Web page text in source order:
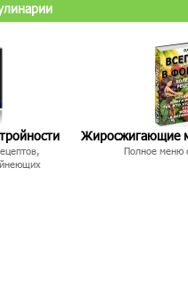
Жиросжигающие
Полное меню